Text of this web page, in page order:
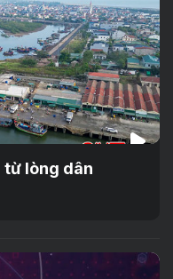
từ lòng dân